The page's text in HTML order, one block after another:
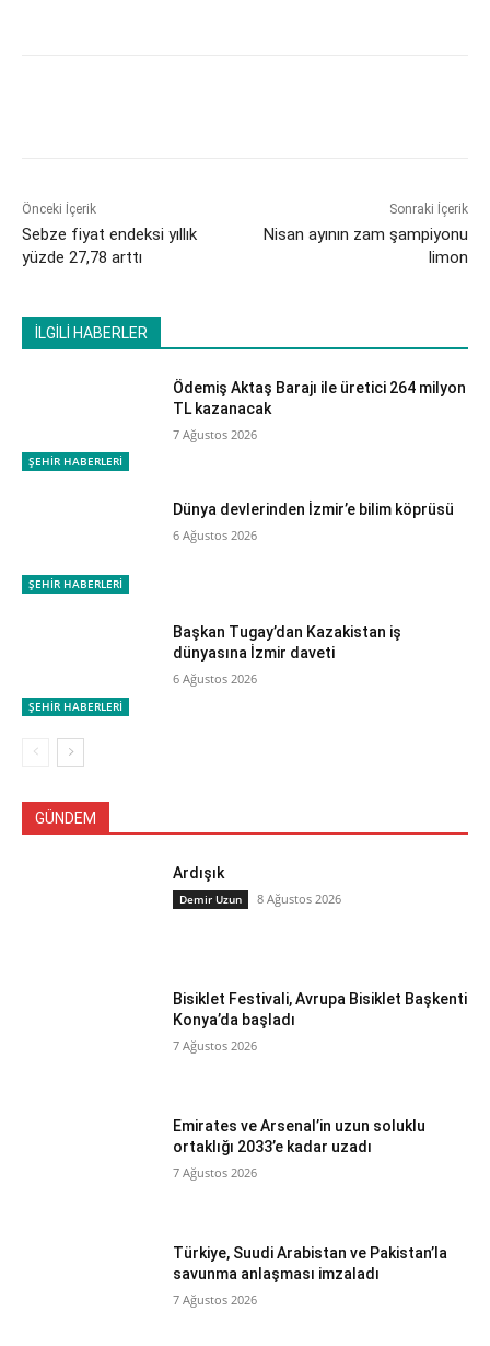
Önceki İçerik
Sebze fiyat endeksi yıllık
yüzde 27,78 arttı
Sonraki İçerik
Nisan ayının zam şampiyonu
limon
İLGİLİ HABERLER
ŞEHİR HABERLERİ
Ödemiş Aktaş Barajı ile üretici 264 milyon
TL kazanacak
7 Ağustos 2026
ŞEHİR HABERLERİ
Dünya devlerinden İzmir’e bilim köprüsü
6 Ağustos 2026
ŞEHİR HABERLERİ
Başkan Tugay’dan Kazakistan iş
dünyasına İzmir daveti
6 Ağustos 2026
GÜNDEM
Ardışık
Demir Uzun 8 Ağustos 2026
Bisiklet Festivali, Avrupa Bisiklet Başkenti
Konya’da başladı
7 Ağustos 2026
Emirates ve Arsenal’in uzun soluklu
ortaklığı 2033’e kadar uzadı
7 Ağustos 2026
Türkiye, Suudi Arabistan ve Pakistan’la
savunma anlaşması imzaladı
7 Ağustos 2026